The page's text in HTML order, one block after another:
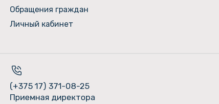
Обращения граждан
Личный кабинет
(+375 17) 371-08-25
Приемная директора